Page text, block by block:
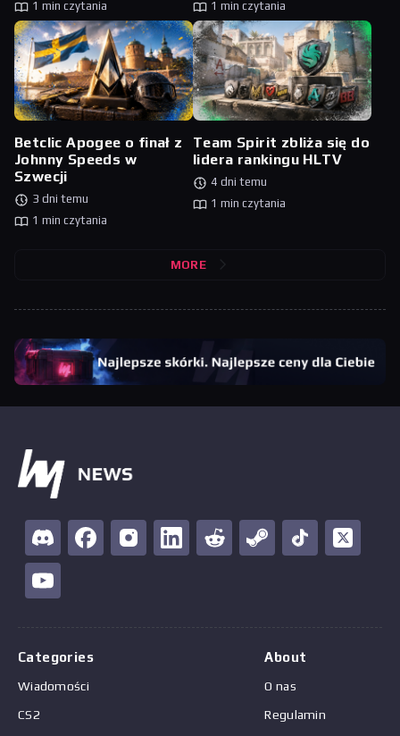
1 min czytania
1 min czytania
Betclic Apogee o finał z
Johnny Speeds w
Szwecji
3 dni temu
1 min czytania
Team Spirit zbliża się do
lidera rankingu HLTV
4 dni temu
1 min czytania
MORE
Categories
Wiadomości
CS2
About
O nas
Regulamin